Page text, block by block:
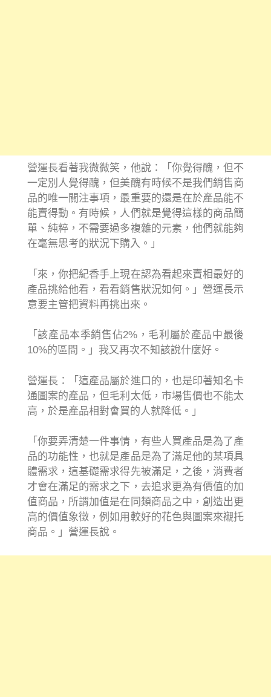
營運長看著我微微笑，他說：「你覺得醜，但不
一定別人覺得醜，但美醜有時候不是我們銷售商
品的唯一關注事項，最重要的還是在於產品能不
能賣得動。有時候，人們就是覺得這樣的商品簡
單、純粹，不需要過多複雜的元素，他們就能夠
在毫無思考的狀況下購入。」
「來，你把紀香手上現在認為看起來賣相最好的
產品挑給他看，看看銷售狀況如何。」營運長示
意要主管把資料再挑出來。
「該產品本季銷售佔2%，毛利屬於產品中最後
10%的區間。」我又再次不知該說什麼好。
營運長：「這產品屬於進口的，也是印著知名卡
通圖案的產品，但毛利太低，市場售價也不能太
高，於是產品相對會買的人就降低。」
「你要弄清楚一件事情，有些人買產品是為了產
品的功能性，也就是產品是為了滿足他的某項具
體需求，這基礎需求得先被滿足，之後，消費者
才會在滿足的需求之下，去追求更為有價值的加
值商品，所謂加值是在同類商品之中，創造出更
高的價值象徵，例如用較好的花色與圖案來襯托
商品。」營運長說。